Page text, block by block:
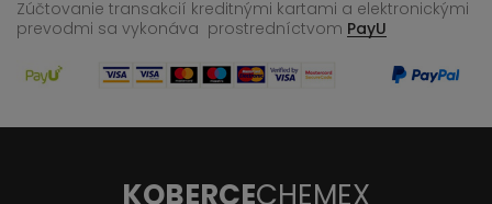
Zúčtovanie transakcií kreditnými kartami a elektronickými
prevodmi sa vykonáva prostredníctvom PayU
KOBERCECHEMEX